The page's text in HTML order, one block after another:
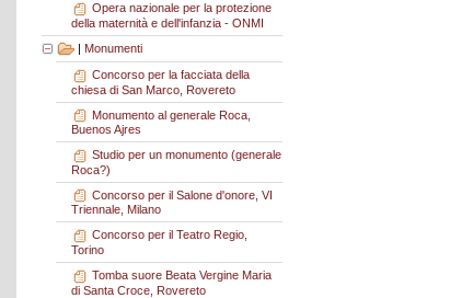
Opera nazionale per la protezione
della maternità e dell'infanzia - ONMI
| Monumenti
Concorso per la facciata della
chiesa di San Marco, Rovereto
Monumento al generale Roca,
Buenos Ajres
Studio per un monumento (generale
Roca?)
Concorso per il Salone d'onore, VI
Triennale, Milano
Concorso per il Teatro Regio,
Torino
Tomba suore Beata Vergine Maria
di Santa Croce, Rovereto